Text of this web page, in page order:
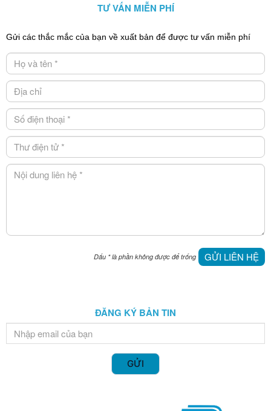
TƯ VẤN MIỄN PHÍ
Gửi các thắc mắc của bạn về xuất bản để được tư vấn miễn phí
Dấu *là phần không được để trống GỬI LIÊN HỆ
ĐĂNG KÝ BẢN TIN
GỬI